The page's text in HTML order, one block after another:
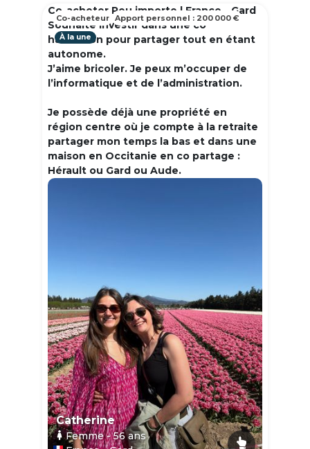
Co-acheter Peu importe | France - Gard
Souhaite investir dans une co
habitation pour partager tout en étant
autonome.
J’aime bricoler. Je peux m’occuper de
l’informatique et de l’administration.
Je possède déjà une propriété en
région centre où je compte à la retraite
partager mon temps la bas et dans une
maison en Occitanie en co partage :
Hérault ou Gard ou Aude.
À la une
Catherine
Femme- 56ans
Co-acheteur Apport personnel : 200 000 €